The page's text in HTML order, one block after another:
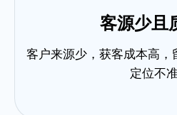
客源少且
客户来源少，获客成本高，
定位不